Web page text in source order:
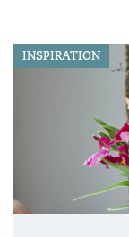
INSPIRATION